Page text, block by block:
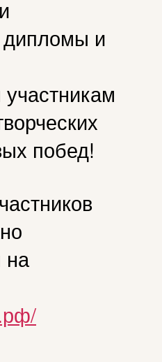
и
побед!
на